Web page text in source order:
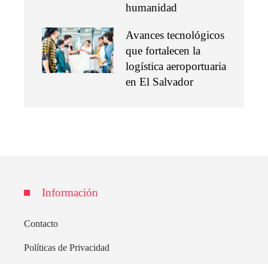
humanidad
Avances tecnológicos
que fortalecen la
logística aeroportuaria
en El Salvador
Información
Contacto
Políticas de Privacidad